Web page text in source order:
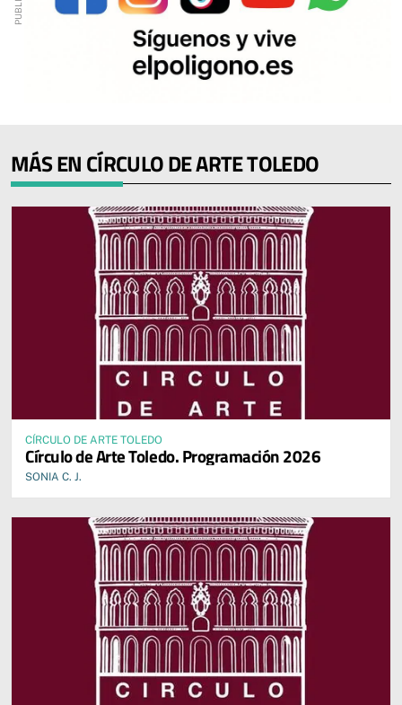
MÁS EN CÍRCULO DE ARTE TOLEDO
CÍRCULO DE ARTE TOLEDO
Círculo de Arte Toledo. Programación 2026
SONIA C. J.